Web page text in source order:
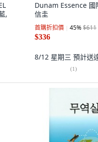
,
Dunam Essence 國
信圭
首購折扣價 45%$611
$336
8/12 星期三 預計送
(1)